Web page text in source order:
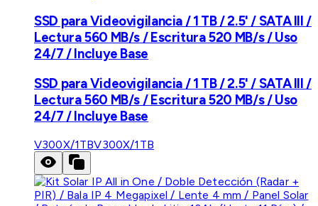
SSD para Videovigilancia / 1 TB / 2.5' / SATA III /
Lectura 560 MB/s / Escritura 520 MB/s / Uso
24/7 / Incluye Base
SSD para Videovigilancia / 1 TB / 2.5' / SATA III /
Lectura 560 MB/s / Escritura 520 MB/s / Uso
24/7 / Incluye Base
V300X/1TBV300X/1TB